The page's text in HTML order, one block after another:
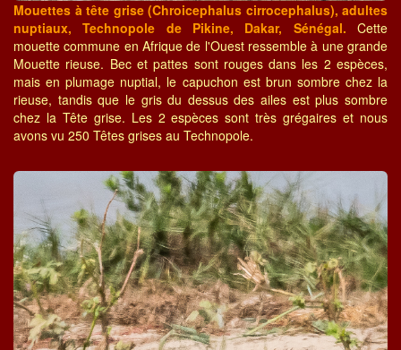
Mouettes à tête grise (Chroicephalus cirrocephalus), adultes
nuptiaux, Technopole de Pikine, Dakar, Sénégal. Cette
mouette commune en Afrique de l'Ouest ressemble à une grande
Mouette rieuse. Bec et pattes sont rouges dans les 2 espèces,
mais en plumage nuptial, le capuchon est brun sombre chez la
rieuse, tandis que le gris du dessus des ailes est plus sombre
chez la Tête grise. Les 2 espèces sont très grégaires et nous
avons vu 250 Têtes grises au Technopole.